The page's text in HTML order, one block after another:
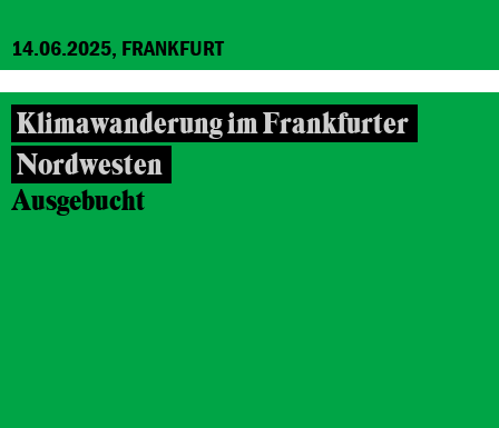
14.06.2025, FRANKFURT
Klimawanderung im Frankfurter
Nordwesten
Ausgebucht